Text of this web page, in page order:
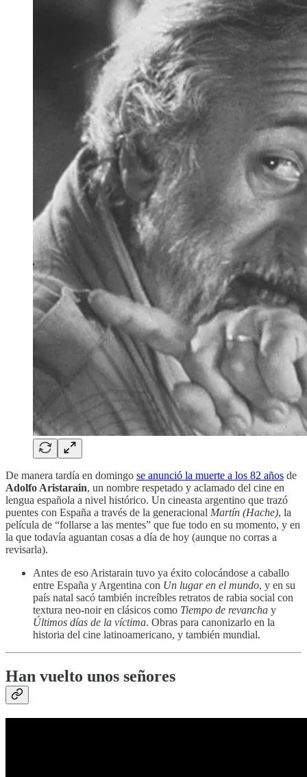
De manera tardía en domingo se anunció la muerte a los 82 años de
Adolfo Aristarain, un nombre respetado y aclamado del cine en
lengua española a nivel histórico. Un cineasta argentino que trazó
puentes con España a través de la generacional Martín (Hache), la
película de “follarse a las mentes” que fue todo en su momento, y en
la que todavía aguantan cosas a día de hoy (aunque no corras a
revisarla).
Antes de eso Aristarain tuvo ya éxito colocándose a caballo
entre España y Argentina con Un lugar en el mundo, y en su
país natal sacó también increíbles retratos de rabia social con
textura neo-noir en clásicos como Tiempo de revancha y
Últimos días de la víctima. Obras para canonizarlo en la
historia del cine latinoamericano, y también mundial.
Han vuelto unos señores